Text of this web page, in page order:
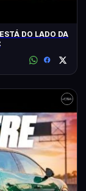
DO LADO DA